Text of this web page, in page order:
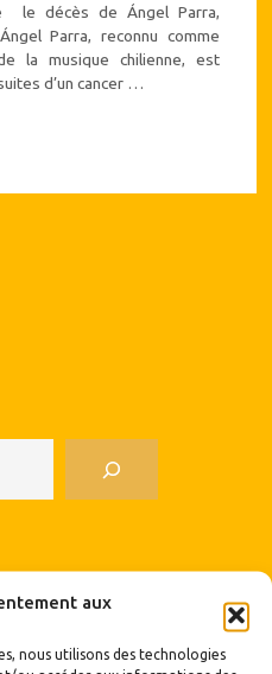
aux
nous utilisons des technologies
le décès de Ángel Parra,
Parra, reconnu comme
la musique chilienne, est
d’un cancer …